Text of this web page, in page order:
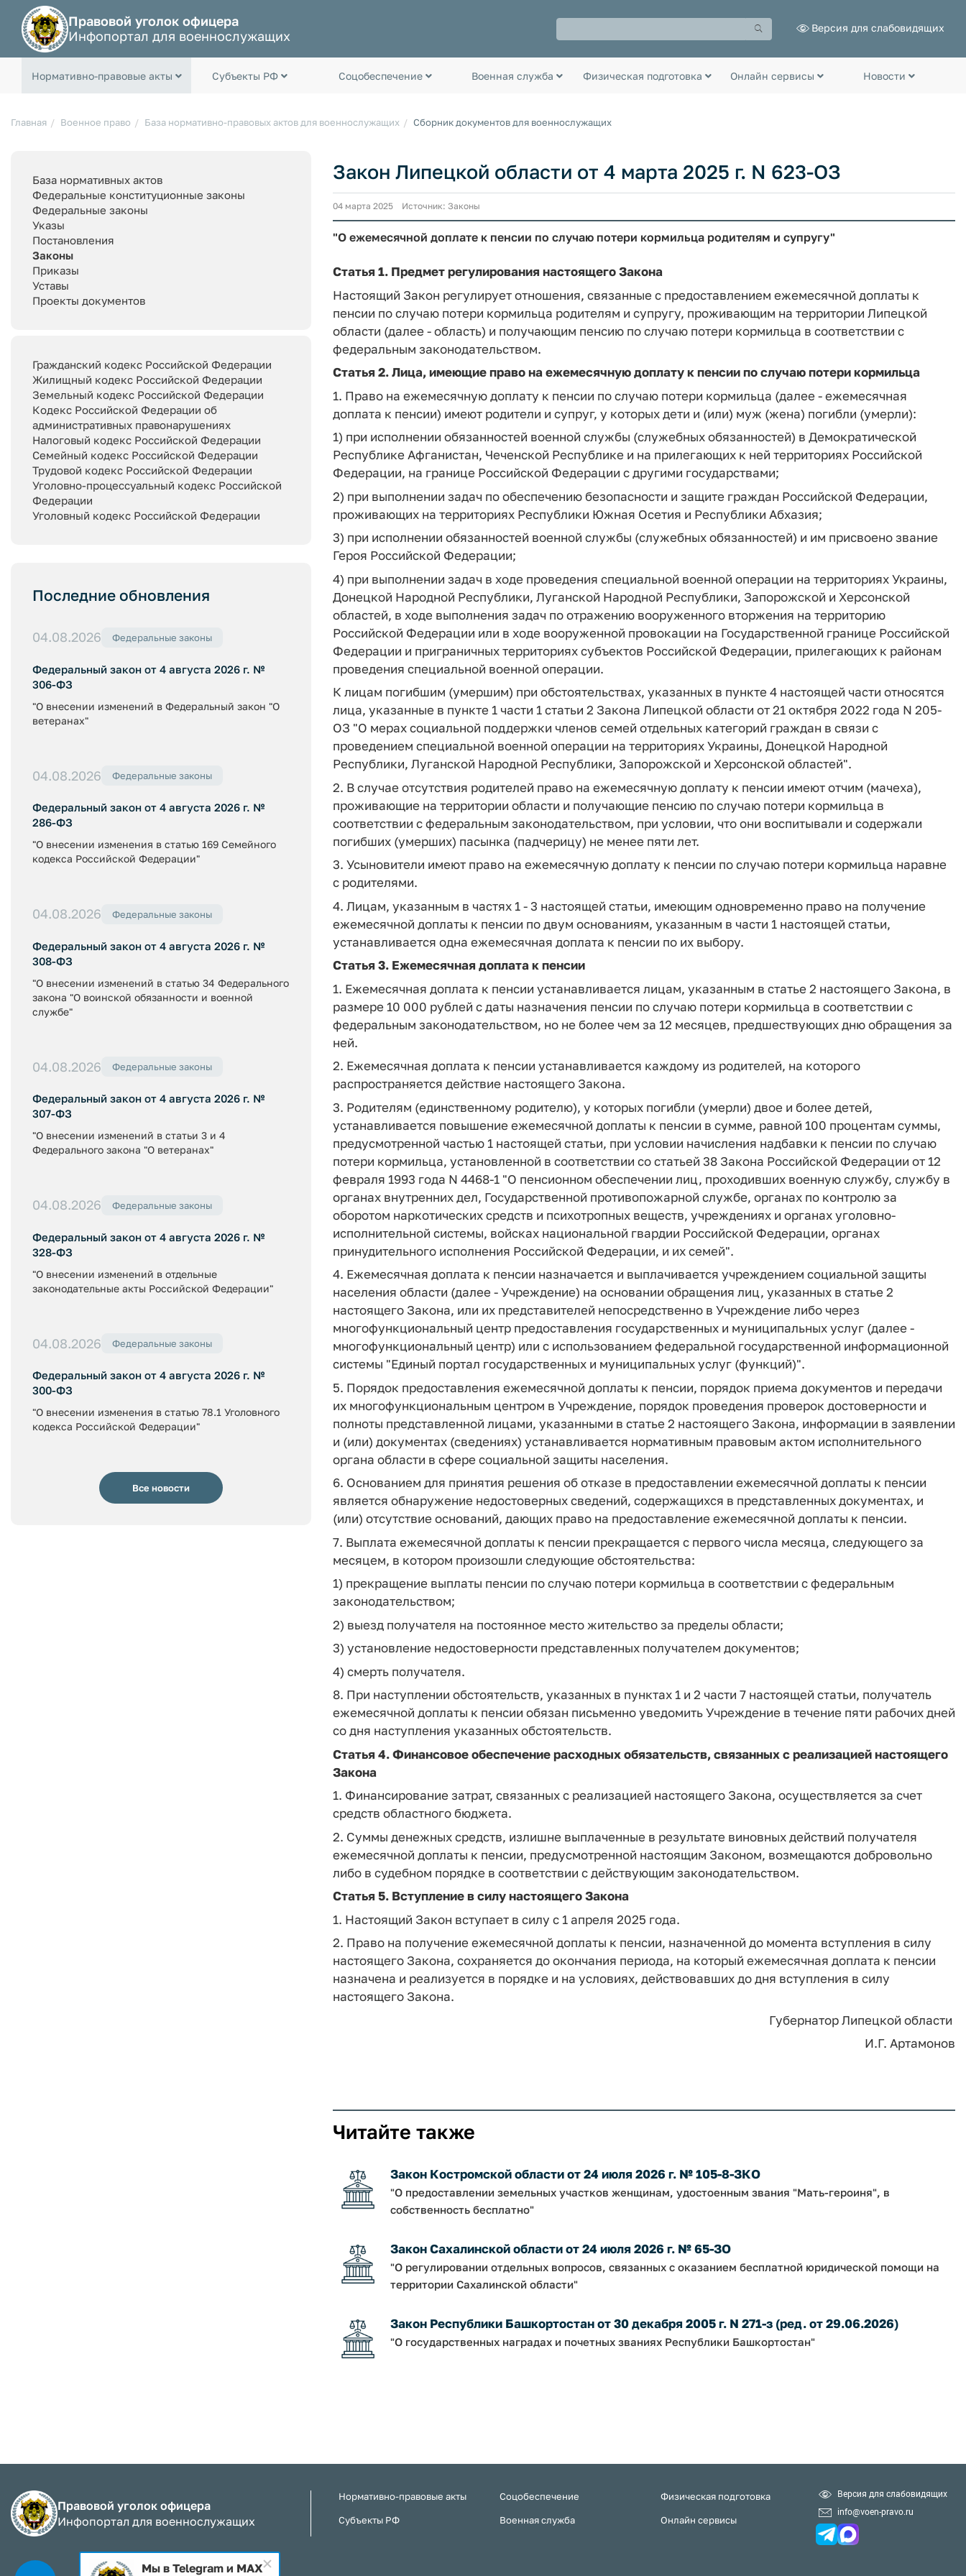
Правовой уголок офицера
Инфопортал для военнослужащих
Версия для слабовидящих
Нормативно-правовые акты Субъекты РФ Соцобеспечение Военная служба Физическая подготовка Онлайн сервисы Новости
Главная Военное право База нормативно-правовых актов для военнослужащих Сборник документов для военнослужащих
База нормативных актов
Федеральные конституционные законы
Федеральные законы
Указы
Постановления
Законы
Приказы
Уставы
Проекты документов
Гражданский кодекс Российской Федерации
Жилищный кодекс Российской Федерации
Земельный кодекс Российской Федерации
Кодекс Российской Федерации об
административных правонарушениях
Налоговый кодекс Российской Федерации
Семейный кодекс Российской Федерации
Трудовой кодекс Российской Федерации
Уголовно-процессуальный кодекс Российской
Федерации
Уголовный кодекс Российской Федерации
Последние обновления
04.08.2026 Федеральные законы
Федеральный закон от 4 августа 2026 г. №
306-ФЗ
"О внесении изменений в Федеральный закон "О
ветеранах"
04.08.2026 Федеральные законы
Федеральный закон от 4 августа 2026 г. №
286-ФЗ
"О внесении изменения в статью 169 Семейного
кодекса Российской Федерации"
04.08.2026 Федеральные законы
Федеральный закон от 4 августа 2026 г. №
308-ФЗ
"О внесении изменений в статью 34 Федерального
закона "О воинской обязанности и военной
службе"
04.08.2026 Федеральные законы
Федеральный закон от 4 августа 2026 г. №
307-ФЗ
"О внесении изменений в статьи 3 и 4
Федерального закона "О ветеранах"
04.08.2026 Федеральные законы
Федеральный закон от 4 августа 2026 г. №
328-ФЗ
"О внесении изменений в отдельные
законодательные акты Российской Федерации"
04.08.2026 Федеральные законы
Федеральный закон от 4 августа 2026 г. №
300-ФЗ
"О внесении изменения в статью 78.1 Уголовного
кодекса Российской Федерации"
Все новости
Закон Липецкой области от 4 марта 2025 г. N 623-ОЗ
04 марта 2025 Источник: Законы
"О ежемесячной доплате к пенсии по случаю потери кормильца родителям и супругу"
Статья 1. Предмет регулирования настоящего Закона
Настоящий Закон регулирует отношения, связанные с предоставлением ежемесячной доплаты к
пенсии по случаю потери кормильца родителям и супругу, проживающим на территории Липецкой
области (далее - область) и получающим пенсию по случаю потери кормильца в соответствии с
федеральным законодательством.
Статья 2.Лица, имеющие право на ежемесячную доплату к пенсии по случаю потери кормильца
1. Право на ежемесячную доплату к пенсии по случаю потери кормильца (далее - ежемесячная
доплата к пенсии) имеют родители и супруг, у которых дети и (или) муж (жена) погибли (умерли):
1) при исполнении обязанностей военной службы (служебных обязанностей) в Демократической
Республике Афганистан, Чеченской Республике и на прилегающих к ней территориях Российской
Федерации, на границе Российской Федерации с другими государствами;
2) при выполнении задач по обеспечению безопасности и защите граждан Российской Федерации,
проживающих на территориях Республики Южная Осетия и Республики Абхазия;
3) при исполнении обязанностей военной службы (служебных обязанностей) и им присвоено звание
Героя Российской Федерации;
4) при выполнении задач в ходе проведения специальной военной операции на территориях Украины,
Донецкой Народной Республики, Луганской Народной Республики, Запорожской и Херсонской
областей, в ходе выполнения задач по отражению вооруженного вторжения на территорию
Российской Федерации или в ходе вооруженной провокации на Государственной границе Российской
Федерации и приграничных территориях субъектов Российской Федерации, прилегающих к районам
проведения специальной военной операции.
К лицам погибшим (умершим) при обстоятельствах, указанных в пункте 4 настоящей части относятся
лица, указанные в пункте 1 части 1 статьи 2 Закона Липецкой области от 21 октября 2022 года N 205-
ОЗ "О мерах социальной поддержки членов семей отдельных категорий граждан в связи с
проведением специальной военной операции на территориях Украины, Донецкой Народной
Республики, Луганской Народной Республики, Запорожской и Херсонской областей".
2. В случае отсутствия родителей право на ежемесячную доплату к пенсии имеют отчим (мачеха),
проживающие на территории области и получающие пенсию по случаю потери кормильца в
соответствии с федеральным законодательством, при условии, что они воспитывали и содержали
погибших (умерших) пасынка (падчерицу) не менее пяти лет.
3. Усыновители имеют право на ежемесячную доплату к пенсии по случаю потери кормильца наравне
с родителями.
4. Лицам, указанным в частях 1 - 3 настоящей статьи, имеющим одновременно право на получение
ежемесячной доплаты к пенсии по двум основаниям, указанным в части 1 настоящей статьи,
устанавливается одна ежемесячная доплата к пенсии по их выбору.
Статья 3. Ежемесячная доплата к пенсии
1. Ежемесячная доплата к пенсии устанавливается лицам, указанным в статье 2 настоящего Закона, в
размере 10 000 рублей с даты назначения пенсии по случаю потери кормильца в соответствии с
федеральным законодательством, но не более чем за 12 месяцев, предшествующих дню обращения за
ней.
2. Ежемесячная доплата к пенсии устанавливается каждому из родителей, на которого
распространяется действие настоящего Закона.
3. Родителям (единственному родителю), у которых погибли (умерли) двое и более детей,
устанавливается повышение ежемесячной доплаты к пенсии в сумме, равной 100 процентам суммы,
предусмотренной частью 1 настоящей статьи, при условии начисления надбавки к пенсии по случаю
потери кормильца, установленной в соответствии со статьей 38 Закона Российской Федерации от 12
февраля 1993 года N 4468-1 "О пенсионном обеспечении лиц, проходивших военную службу, службу в
органах внутренних дел, Государственной противопожарной службе, органах по контролю за
оборотом наркотических средств и психотропных веществ, учреждениях и органах уголовно-
исполнительной системы, войсках национальной гвардии Российской Федерации, органах
принудительного исполнения Российской Федерации, и их семей".
4. Ежемесячная доплата к пенсии назначается и выплачивается учреждением социальной защиты
населения области (далее - Учреждение) на основании обращения лиц, указанных в статье 2
настоящего Закона, или их представителей непосредственно в Учреждение либо через
многофункциональный центр предоставления государственных и муниципальных услуг (далее -
многофункциональный центр) или с использованием федеральной государственной информационной
системы "Единый портал государственных и муниципальных услуг (функций)".
5. Порядок предоставления ежемесячной доплаты к пенсии, порядок приема документов и передачи
их многофункциональным центром в Учреждение, порядок проведения проверок достоверности и
полноты представленной лицами, указанными в статье 2 настоящего Закона, информации в заявлении
и (или) документах (сведениях) устанавливается нормативным правовым актом исполнительного
органа области в сфере социальной защиты населения.
6. Основанием для принятия решения об отказе в предоставлении ежемесячной доплаты к пенсии
является обнаружение недостоверных сведений, содержащихся в представленных документах, и
(или) отсутствие оснований, дающих право на предоставление ежемесячной доплаты к пенсии.
7. Выплата ежемесячной доплаты к пенсии прекращается с первого числа месяца, следующего за
месяцем, в котором произошли следующие обстоятельства:
1) прекращение выплаты пенсии по случаю потери кормильца в соответствии с федеральным
законодательством;
2) выезд получателя на постоянное место жительство за пределы области;
3) установление недостоверности представленных получателем документов;
4) смерть получателя.
8. При наступлении обстоятельств, указанных в пунктах 1 и 2 части 7 настоящей статьи, получатель
ежемесячной доплаты к пенсии обязан письменно уведомить Учреждение в течение пяти рабочих дней
со дня наступления указанных обстоятельств.
Статья 4.Финансовое обеспечение расходных обязательств, связанных с реализацией настоящего
Закона
1. Финансирование затрат, связанных с реализацией настоящего Закона, осуществляется за счет
средств областного бюджета.
2. Суммы денежных средств, излишне выплаченные в результате виновных действий получателя
ежемесячной доплаты к пенсии, предусмотренной настоящим Законом, возмещаются добровольно
либо в судебном порядке в соответствии с действующим законодательством.
Статья 5. Вступление в силу настоящего Закона
1. Настоящий Закон вступает в силу с 1 апреля 2025 года.
2. Право на получение ежемесячной доплаты к пенсии, назначенной до момента вступления в силу
настоящего Закона, сохраняется до окончания периода, на который ежемесячная доплата к пенсии
назначена и реализуется в порядке и на условиях, действовавших до дня вступления в силу
настоящего Закона.
Губернатор Липецкой области
И.Г. Артамонов
Читайте также
Закон Костромской области от 24 июля 2026 г. № 105-8-ЗКО
"О предоставлении земельных участков женщинам, удостоенным звания "Мать-героиня", в
собственность бесплатно"
Закон Сахалинской области от 24 июля 2026 г. № 65-ЗО
"О регулировании отдельных вопросов, связанных с оказанием бесплатной юридической помощи на
территории Сахалинской области"
Закон Республики Башкортостан от 30 декабря 2005 г. N 271-з (ред. от 29.06.2026)
"О государственных наградах и почетных званиях Республики Башкортостан"
Правовой уголок офицера
Инфопортал для военнослужащих
Нормативно-правовые акты Соцобеспечение Физическая подготовка
Субъекты РФ Военная служба Онлайн сервисы
Версия для слабовидящих
info@voen-pravo.ru
Мы в Telegram и MAX